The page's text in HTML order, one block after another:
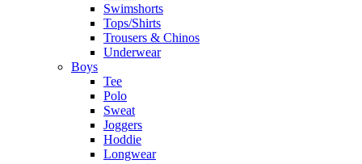
Swimshorts
Tops/Shirts
Trousers & Chinos
Underwear
Boys
Tee
Polo
Sweat
Joggers
Hoddie
Longwear